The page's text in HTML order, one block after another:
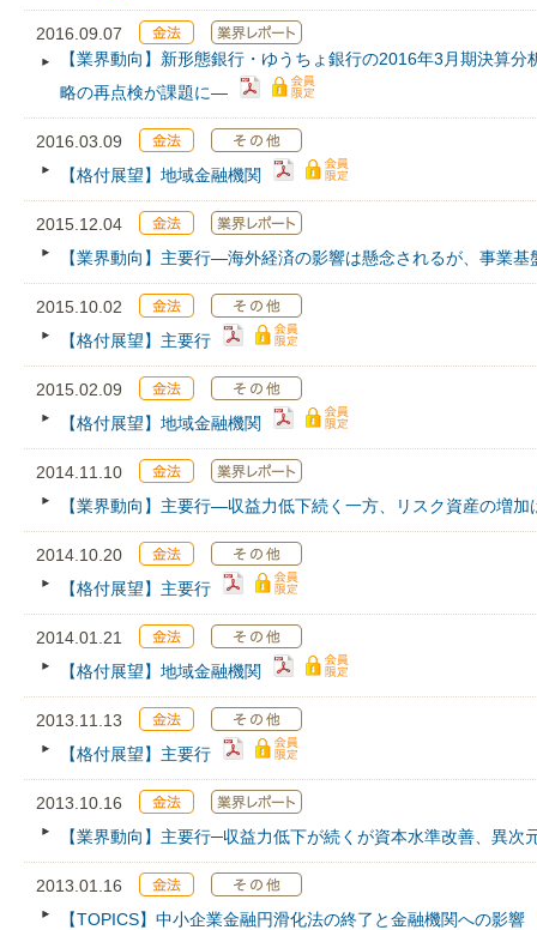
2016.09.07
【業界動向】新形態銀行・ゆうちょ銀行の2016年3月期決算
略の再点検が課題に―
2016.03.09
【格付展望】地域金融機関
2015.12.04
【業界動向】主要行―海外経済の影響は懸念されるが、事業
2015.10.02
【格付展望】主要行
2015.02.09
【格付展望】地域金融機関
2014.11.10
【業界動向】主要行―収益力低下続く一方、リスク資産の増
2014.10.20
【格付展望】主要行
2014.01.21
【格付展望】地域金融機関
2013.11.13
【格付展望】主要行
2013.10.16
【業界動向】主要行─収益力低下が続くが資本水準改善、異次
2013.01.16
【TOPICS】中小企業金融円滑化法の終了と金融機関への影響